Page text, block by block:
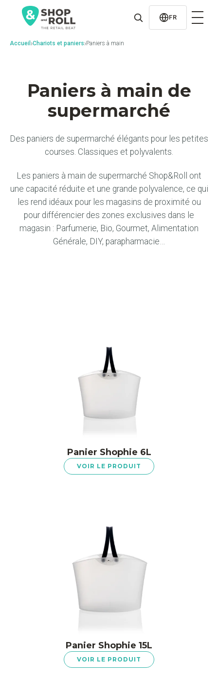
contenido
FR
Accueil ›Chariots et paniers›Paniers à main
Paniers à main de
supermarché
Des paniers de supermarché élégants pour les petites
courses. Classiques et polyvalents.
Les paniers à main de supermarché Shop&Roll ont
une capacité réduite et une grande polyvalence, ce qui
les rend idéaux pour les magasins de proximité ou
pour différencier des zones exclusives dans le
magasin : Parfumerie, Bio, Gourmet, Alimentation
Générale, DIY, parapharmacie…
Panier Shophie 6L
VOIR LE PRODUIT
Panier Shophie 15L
VOIR LE PRODUIT